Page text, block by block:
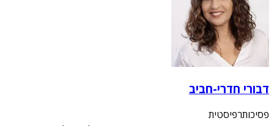
דבורי חדרי-חביב
פסיכותרפיסטית